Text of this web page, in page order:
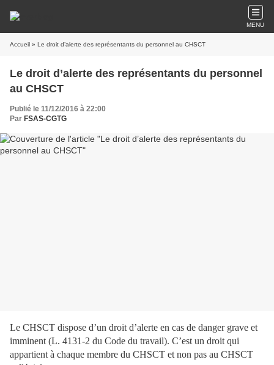
MENU
Accueil » Le droit d’alerte des représentants du personnel au CHSCT
Le droit d’alerte des représentants du personnel
au CHSCT
Publié le 11/12/2016 à 22:00
Par FSAS-CGTG
Le CHSCT dispose d’un droit d’alerte en cas de danger grave et
imminent (L. 4131-2 du Code du travail). C’est un droit qui
appartient à chaque membre du CHSCT et non pas au CHSCT